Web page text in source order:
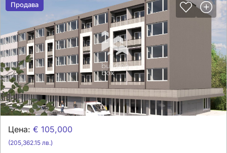
Продава
Продава
Цена: € 105,000
(205,362.15 лв.)